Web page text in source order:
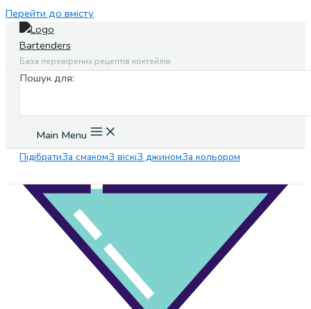
Перейти до вмісту
База перевірених рецептів коктейлів
Пошук для:
Main Menu
ПідібратиЗа смакомЗ віскіЗ джиномЗа кольором